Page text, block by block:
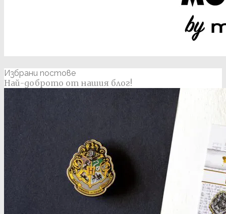
Избрани постове
Най-доброто от нашия блог!